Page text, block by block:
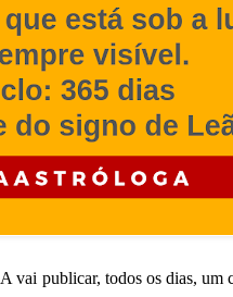
publicar, todos os dias, um